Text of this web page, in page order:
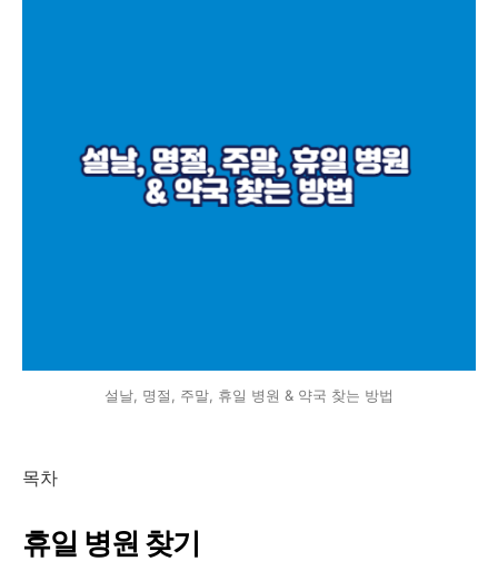
설날, 명절, 주말, 휴일 병원 & 약국 찾는 방법
목차
휴일 병원 찾기